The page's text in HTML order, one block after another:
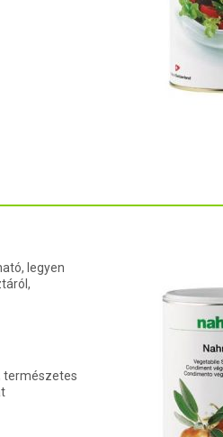
legyen
természetes